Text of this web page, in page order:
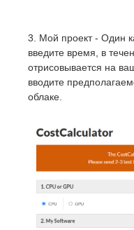
3. Мой проект - Один
введите время, в
отрисовывается на
вводите
облаке.